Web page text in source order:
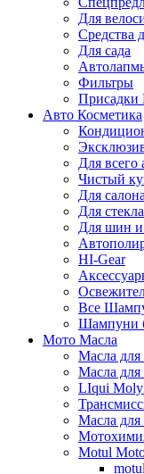
Для
Средства
Для сада
Фильтры
Присадки
Авто Косметика
Для всего
Чистый
Для салона
Для стекла
Для шин и
HI-Gear
Все
Шампуни
Мото Масла
Масла для
Масла для
LIqui Moly
Масла для
Motul